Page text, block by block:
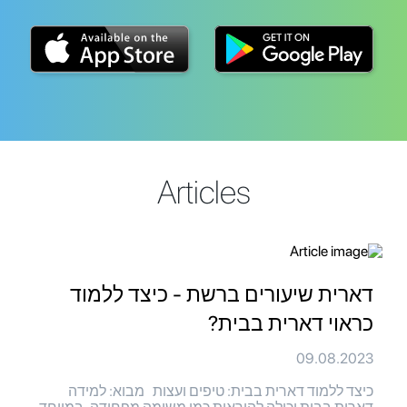
Articles
דארית שיעורים ברשת - כיצד ללמוד
כראוי דארית בבית?
09.08.2023
כיצד ללמוד דארית בבית: טיפים ועצות מבוא: למידה